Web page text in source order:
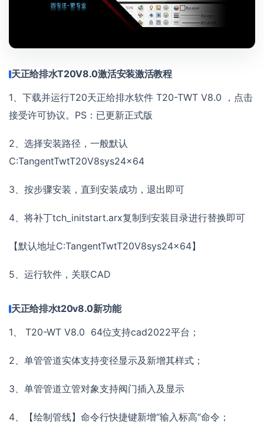
天正给排水T20V8.0激活安装激活教程
1、下载并运行T20天正给排水软件 T20-TWT V8.0 ，点击
接受许可协议。PS：已更新正式版
2、选择安装路径，一般默认
C:TangentTwtT20V8sys24x64
3、按步骤安装，直到安装成功，退出即可
4、将补丁tch_initstart.arx复制到安装目录进行替换即可
【默认地址C:TangentTwtT20V8sys24x64】
5、运行软件，关联CAD
天正给排水t20v8.0新功能
1、 T20-WT V8.0 64位支持cad2022平台；
2、单管管道实体支持变径显示及新增其样式；
3、单管管道立管对象支持阀门插入及显示
4、【绘制管线】命令行快捷键新增“输入标高”命令；